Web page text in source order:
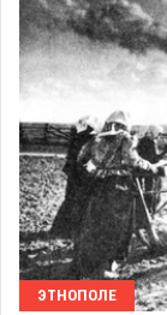
ЭТНОПОЛЕ